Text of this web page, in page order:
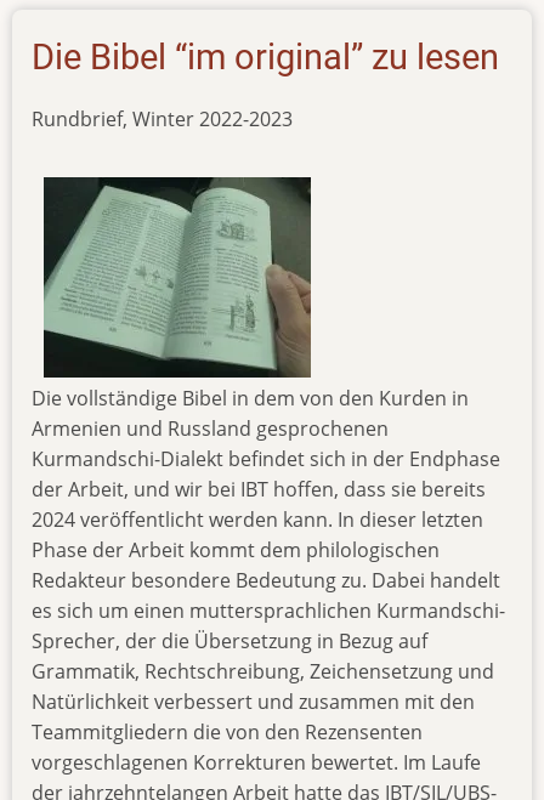
Die Bibel “im original” zu lesen
Rundbrief, Winter 2022-2023
Die vollständige Bibel in dem von den Kurden in
Armenien und Russland gesprochenen
Kurmandschi-Dialekt befindet sich in der Endphase
der Arbeit, und wir bei IBT hoffen, dass sie bereits
2024 veröffentlicht werden kann. In dieser letzten
Phase der Arbeit kommt dem philologischen
Redakteur besondere Bedeutung zu. Dabei handelt
es sich um einen muttersprachlichen Kurmandschi-
Sprecher, der die Übersetzung in Bezug auf
Grammatik, Rechtschreibung, Zeichensetzung und
Natürlichkeit verbessert und zusammen mit den
Teammitgliedern die von den Rezensenten
vorgeschlagenen Korrekturen bewertet. Im Laufe
der jahrzehntelangen Arbeit hatte das IBT/SIL/UBS-